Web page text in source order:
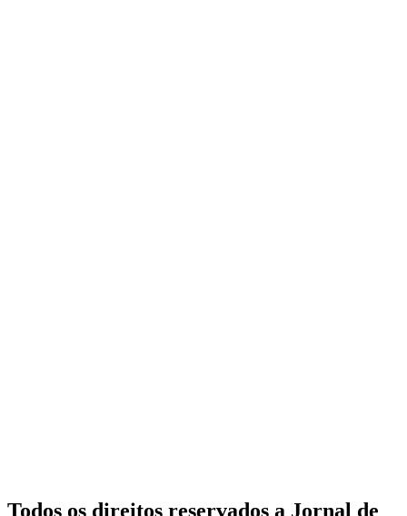
Todos os direitos reservados a Jornal de